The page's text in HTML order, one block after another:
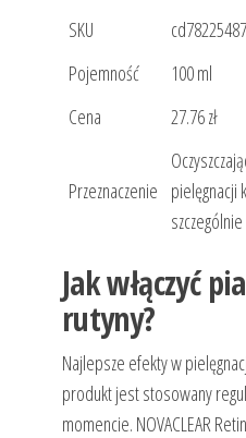
SKU
Pojemność
100 ml
Cena
27.76 zł
Przeznaczenie pielęgnacji
Jak włączyć
rutyny?
Najlepsze efekty w
produkt jest stosowany
momencie. NOVACLEAR